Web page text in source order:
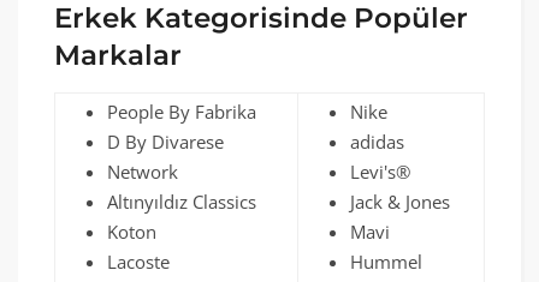
Erkek Kategorisinde Popüler
Markalar
People By Fabrika
D By Divarese
Network
Altınyıldız Classics
Koton
Lacoste
Nike
adidas
Levi's®
Jack & Jones
Mavi
Hummel